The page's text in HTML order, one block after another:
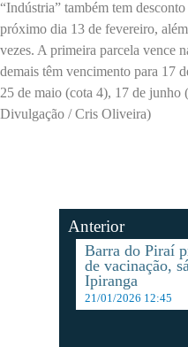
“Indústria” também tem
próximo dia 13 de fevereiro,
vezes. A primeira parcela vence
demais têm vencimento para 17
25 de maio (cota 4), 17 de
Divulgação / Cris Oliveira)
Anterior
Barra do Piraí
de vacinação,
Ipiranga
21/01/2026 12:45